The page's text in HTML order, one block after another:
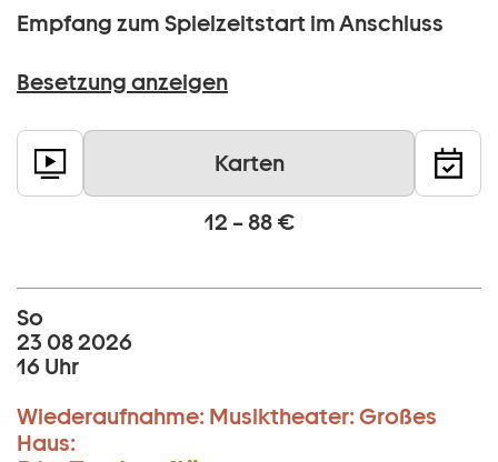
Empfang zum Spielzeitstart im Anschluss
Besetzung anzeigen
Karten
12 – 88 €
So
23 08 2026
16 Uhr
Wiederaufnahme: Musiktheater: Großes
Haus: